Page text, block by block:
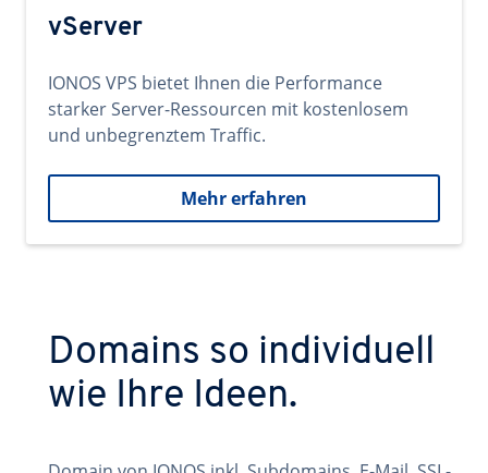
vServer
IONOS VPS bietet Ihnen die Performance
starker Server-Ressourcen mit kostenlosem
und unbegrenztem Traffic.
Mehr erfahren
Domains so individuell
wie Ihre Ideen.